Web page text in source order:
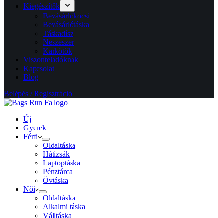
Kiegészítők
Bevásárlókocsi
Bevásárlótáska
Táskadísz
Neszeszer
Karkötők
Viszonteladóknak
Kapcsolat
Blog
Belépés / Regisztráció
Új
Gyerek
Férfi
Oldaltáska
Hátizsák
Laptoptáska
Pénztárca
Övtáska
Női
Oldaltáska
Alkalmi táska
Válltáska